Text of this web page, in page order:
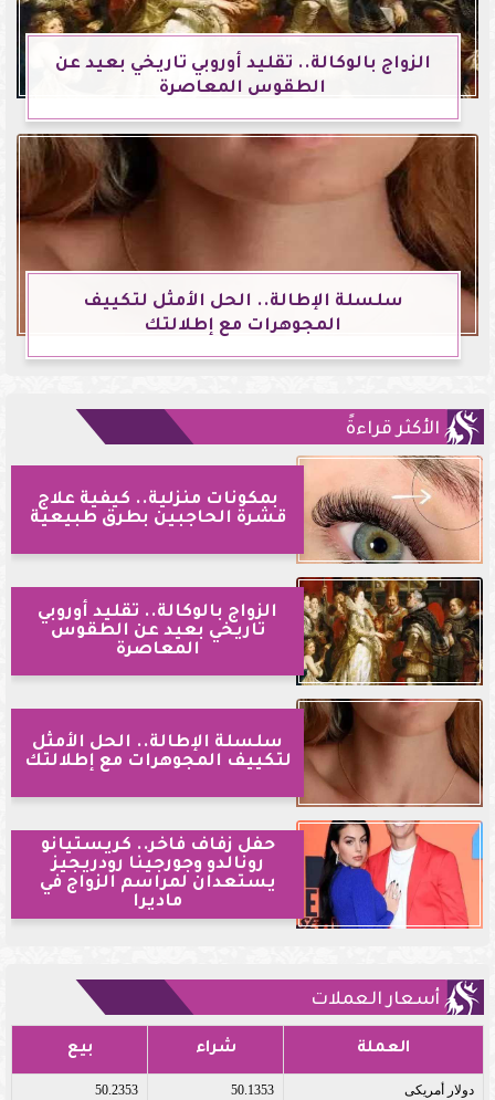
الزواج بالوكالة.. تقليد أوروبي تاريخي بعيد عن
الطقوس المعاصرة
سلسلة الإطالة.. الحل الأمثل لتكييف
المجوهرات مع إطلالتك
الأكثر قراءةً
بمكونات منزلية.. كيفية علاج
قشرة الحاجبين بطرق طبيعية
الزواج بالوكالة.. تقليد أوروبي
تاريخي بعيد عن الطقوس
المعاصرة
سلسلة الإطالة.. الحل الأمثل
لتكييف المجوهرات مع إطلالتك
حفل زفاف فاخر.. كريستيانو
رونالدو وجورجينا رودريجيز
يستعدان لمراسم الزواج في
ماديرا
أسعار العملات
العملة شراء بيع
دولار أمريكى 50.1353
50.2353